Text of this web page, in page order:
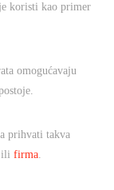
koristi kao primer
omogućavaju
prihvati takva
ili firma.